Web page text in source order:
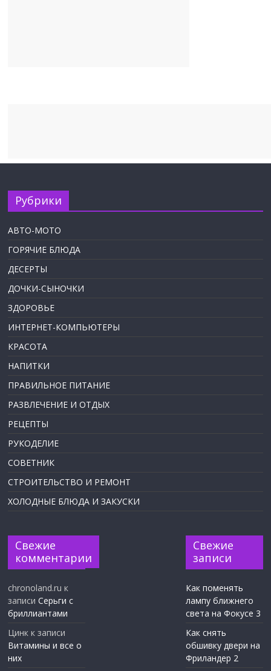
Рубрики
АВТО-МОТО
ГОРЯЧИЕ БЛЮДА
ДЕСЕРТЫ
ДОЧКИ-СЫНОЧКИ
ЗДОРОВЬЕ
ИНТЕРНЕТ-КОМПЬЮТЕРЫ
КРАСОТА
НАПИТКИ
ПРАВИЛЬНОЕ ПИТАНИЕ
РАЗВЛЕЧЕНИЕ И ОТДЫХ
РЕЦЕПТЫ
РУКОДЕЛИЕ
СОВЕТНИК
СТРОИТЕЛЬСТВО И РЕМОНТ
ХОЛОДНЫЕ БЛЮДА И ЗАКУСКИ
Свежие
комментарии
chronoland.ru к
записиСерьги с
бриллиантами
Цинк к записи
Витамины и все о
них
Свежие
записи
Как поменять
лампу ближнего
света на Фокусе 3
Как снять
обшивку двери на
Фриландер 2